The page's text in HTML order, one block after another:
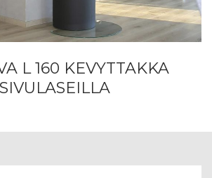
L 160 KEVYTTAKKA
SIVULASEILLA